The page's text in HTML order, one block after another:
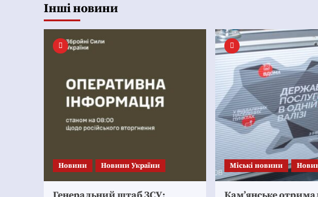
Інші новини
Новини Новини України Mіські новини